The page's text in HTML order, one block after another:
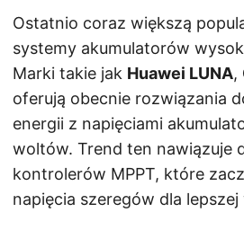
Ostatnio coraz większą
systemy akumulatorów
Marki takie jak Huawei LUNA,
oferują obecnie rozwiązania
energii z napięciami
woltów. Trend ten nawiązuje
kontrolerów MPPT, które
napięcia szeregów dla